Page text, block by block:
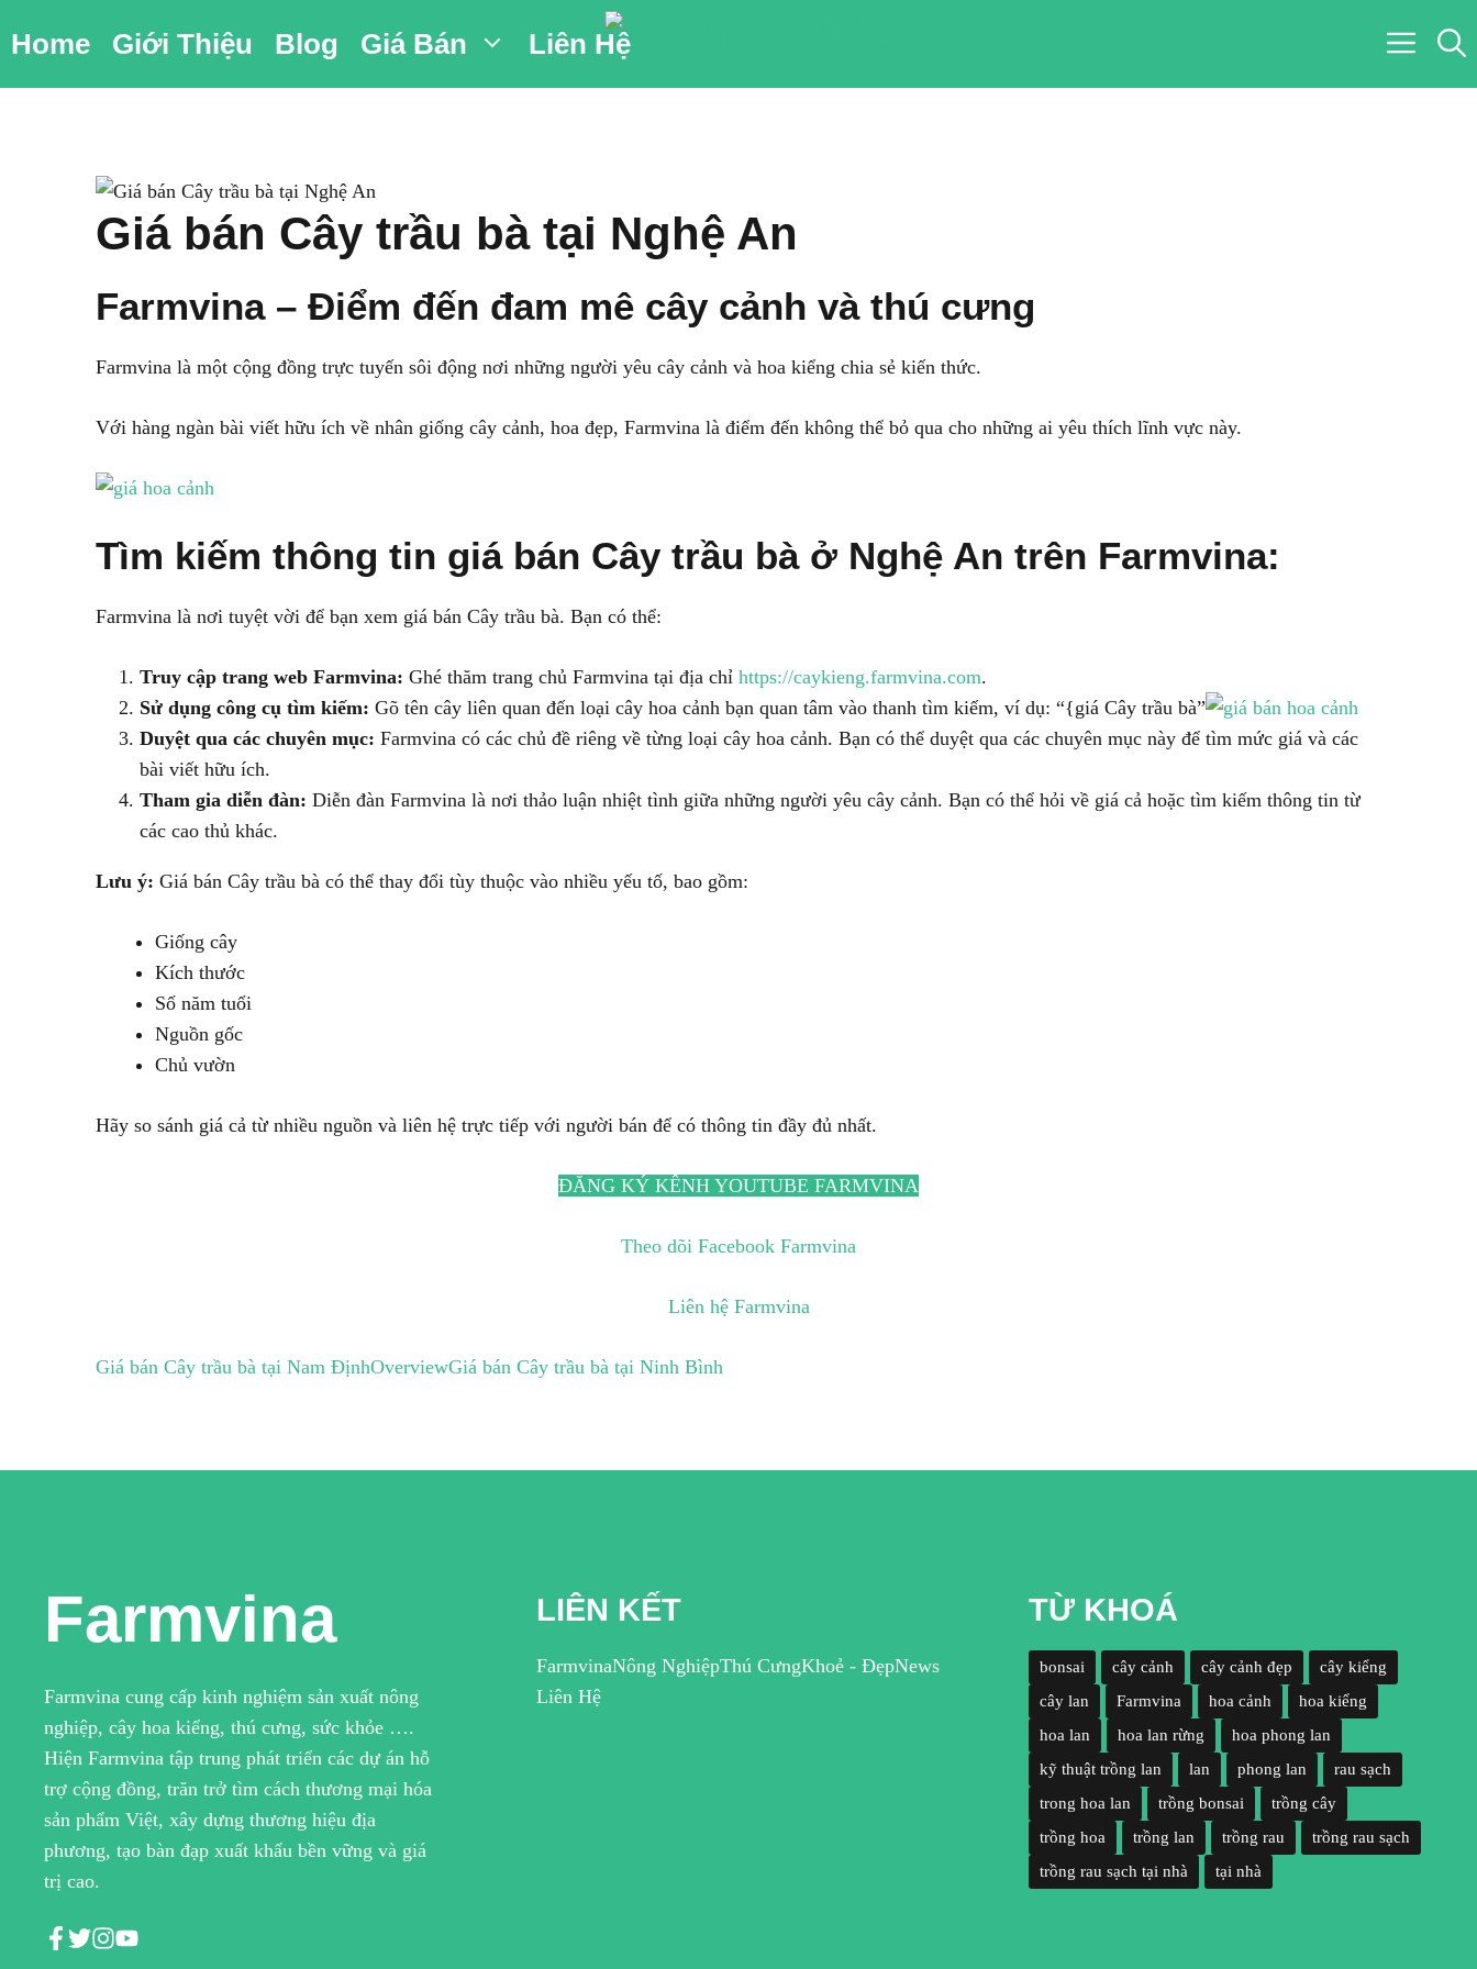
đếnHome Giới Thiệu Blog Giá Bán Liên Hệ
Giá bán Cây trầu bà tại Nghệ An
Farmvina – Điểm đến đam mê cây cảnh và thú cưng
Farmvina là một cộng đồng trực tuyến sôi động nơi những người yêu cây cảnh và hoa kiểng chia sẻ kiến thức.
Với hàng ngàn bài viết hữu ích về nhân giống cây cảnh, hoa đẹp, Farmvina là điểm đến không thể bỏ qua cho những ai yêu thích lĩnh vực này.
Tìm kiếm thông tin giá bán Cây trầu bà ở Nghệ An trên Farmvina:
Farmvina là nơi tuyệt vời để bạn xem giá bán Cây trầu bà. Bạn có thể:
Truy cập trang web Farmvina: Ghé thăm trang chủ Farmvina tại địa chỉ https://caykieng.farmvina.com.
Sử dụng công cụ tìm kiếm: Gõ tên cây liên quan đến loại cây hoa cảnh bạn quan tâm vào thanh tìm kiếm, ví dụ: “{giá Cây trầu bà”
Duyệt qua các chuyên mục: Farmvina có các chủ đề riêng về từng loại cây hoa cảnh. Bạn có thể duyệt qua các chuyên mục này để tìm mức giá và các
bài viết hữu ích.
Tham gia diễn đàn: Diễn đàn Farmvina là nơi thảo luận nhiệt tình giữa những người yêu cây cảnh. Bạn có thể hỏi về giá cả hoặc tìm kiếm thông tin từ
các cao thủ khác.
Lưu ý: Giá bán Cây trầu bà có thể thay đổi tùy thuộc vào nhiều yếu tố, bao gồm:
Giống cây
Kích thước
Số năm tuổi
Nguồn gốc
Chủ vườn
Hãy so sánh giá cả từ nhiều nguồn và liên hệ trực tiếp với người bán để có thông tin đầy đủ nhất.
ĐĂNG KÝ KÊNH YOUTUBE FARMVINA
Theo dõi Facebook Farmvina
Liên hệ Farmvina
Giá bán Cây trầu bà tại Nam ĐịnhOverviewGiá bán Cây trầu bà tại Ninh Bình
Farmvina
Farmvina cung cấp kinh nghiệm sản xuất nông
nghiệp, cây hoa kiểng, thú cưng, sức khỏe ….
Hiện Farmvina tập trung phát triển các dự án hỗ
trợ cộng đồng, trăn trở tìm cách thương mại hóa
sản phẩm Việt, xây dựng thương hiệu địa
phương, tạo bàn đạp xuất khẩu bền vững và giá
trị cao.
LIÊN KẾT
FarmvinaNông NghiệpThú CưngKhoẻ - ĐẹpNews
Liên Hệ
TỪ KHOÁ
bonsai cây cảnh cây cảnh đẹp
cây kiểng
cây lan
Farmvina hoa cảnh
hoa kiểng
hoa lan
hoa lan rừng
hoa phong lan
kỹ thuật trồng lan
lan phong lan
rau sạch
trong hoa lan
trồng bonsai
trồng cây
trồng hoa
trồng lan trồng rau
trồng rau sạch
trồng rau sạch tại nhà
tại nhà